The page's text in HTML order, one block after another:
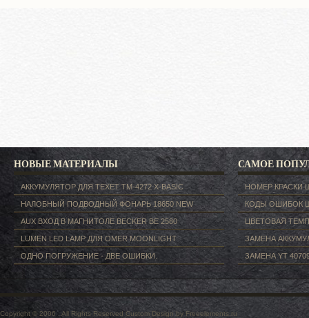
НОВЫЕ МАТЕРИАЛЫ
АККУМУЛЯТОР ДЛЯ TEXET ТM-4272 X-BASIC
НАЛОБНЫЙ ПОДВОДНЫЙ ФОНАРЬ 18650 NEW
AUX ВХОД В МАГНИТОЛЕ BECKER BE 2580
LUMEN LED LAMP ДЛЯ OMER MOONLIGHT
ОДНО ПОГРУЖЕНИЕ - ДВЕ ОШИБКИ.
САМОЕ
НОМЕР КРАСКИ
КОДЫ ОШИБОК
ЦВЕТОВАЯ
ЗАМЕНА
ЗАМЕНА YT
Copyright © 2006 . All Rights Reserved Custom Design by Freeelements.ru